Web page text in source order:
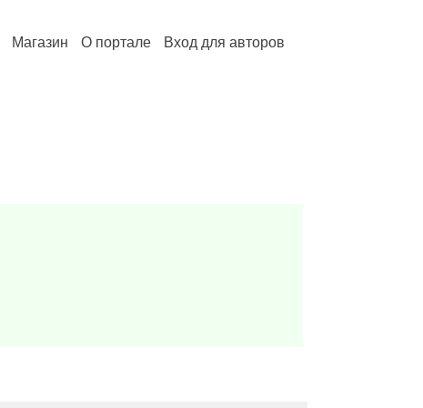
Магазин О портале Вход для авторов